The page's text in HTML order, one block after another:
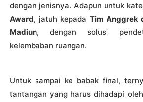
dengan jenisnya. Adapun untuk
Award, jatuh kepada Tim Anggrek
Madiun, dengan solusi
kelembaban ruangan.
Untuk sampai ke babak final,
tantangan yang harus dihadapi